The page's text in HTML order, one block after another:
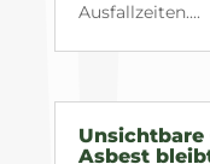
Ausfallzeiten....
Unsichtbare
Asbest